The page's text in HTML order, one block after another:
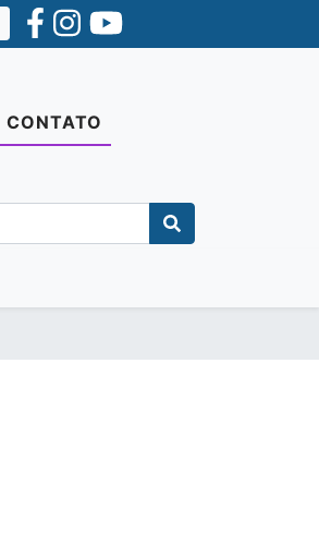
CONTATO